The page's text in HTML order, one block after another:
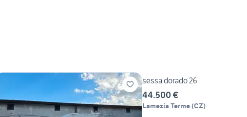
sessa dorado 26
44.500 €
Lamezia Terme (CZ)